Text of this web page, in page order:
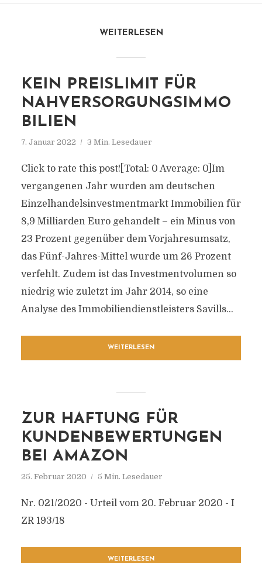
WEITERLESEN
KEIN PREISLIMIT FÜR
NAHVERSORGUNGSIMMO
BILIEN
7. Januar 2022 3 Min. Lesedauer
Click to rate this post![Total: 0 Average: 0]Im
vergangenen Jahr wurden am deutschen
Einzelhandelsinvestmentmarkt Immobilien für
8,9 Milliarden Euro gehandelt – ein Minus von
23 Prozent gegenüber dem Vorjahresumsatz,
das Fünf-Jahres-Mittel wurde um 26 Prozent
verfehlt. Zudem ist das Investmentvolumen so
niedrig wie zuletzt im Jahr 2014, so eine
Analyse des Immobiliendienstleisters Savills...
WEITERLESEN
ZUR HAFTUNG FÜR
KUNDENBEWERTUNGEN
BEI AMAZON
25. Februar 2020 5 Min. Lesedauer
Nr. 021/2020 - Urteil vom 20. Februar 2020 - I
ZR 193/18
WEITERLESEN